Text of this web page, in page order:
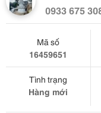
0933 675
Mã số
16459651
Tình trạng
Hàng mới